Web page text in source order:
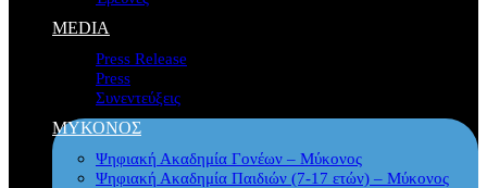
MEDIA
Press Release
Press
Συνεντεύξεις
ΜΥΚΟΝΟΣ
Ψηφιακή Ακαδημία Γονέων – Μύκονος
Ψηφιακή Ακαδημία Παιδιών (7-17 ετών) – Μύκονος